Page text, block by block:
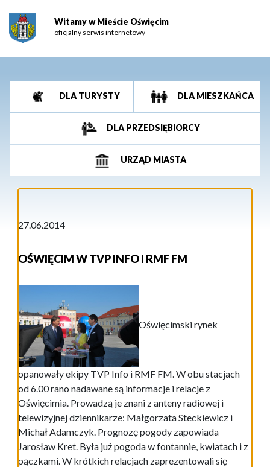
Witamy w Mieście Oświęcim
oficjalny serwis internetowy
DLA TURYSTY DLA MIESZKAŃCA
DLA PRZEDSIĘBIORCY
URZĄD MIASTA
27.06.2014
OŚWIĘCIM W TVP INFO I RMF FM
Oświęcimski rynek
opanowały ekipy TVP Info i RMF FM. W obu stacjach
od 6.00 rano nadawane są informacje i relacje z
Oświęcimia. Prowadzą je znani z anteny radiowej i
telewizyjnej dziennikarze: Małgorzata Steckiewicz i
Michał Adamczyk. Prognozę pogody zapowiada
Jarosław Kret. Była już pogoda w fontannie, kwiatach i z
pączkami. W krótkich relacjach zaprezentowali się